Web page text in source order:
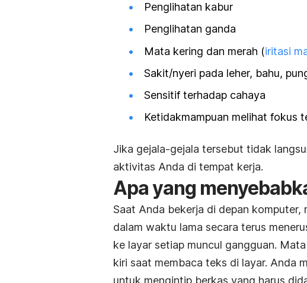
Penglihatan kabur
Penglihatan ganda
Mata kering dan merah (iritasi
Sakit/nyeri pada leher, bahu,
Sensitif terhadap cahaya
Ketidakmampuan melihat fokus
Jika gejala-gejala tersebut tidak
aktivitas Anda di tempat kerja.
Apa yang
Saat Anda bekerja di depan
dalam waktu lama secara terus
ke layar setiap muncul gangguan.
kiri saat membaca teks di layar. Anda
untuk mengintip berkas yang harus